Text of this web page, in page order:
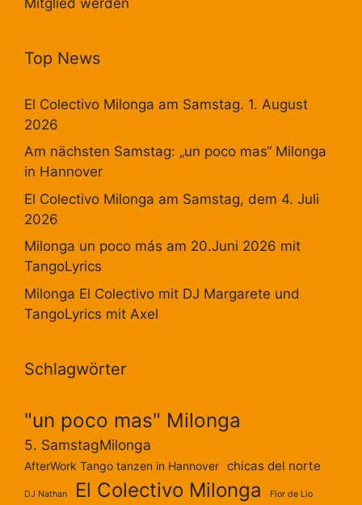
Top News
El Colectivo Milonga am Samstag. 1. August
2026
Am nächsten Samstag: „un poco mas“ Milonga
in Hannover
El Colectivo Milonga am Samstag, dem 4. Juli
2026
Milonga un poco más am 20.Juni 2026 mit
TangoLyrics
Milonga El Colectivo mit DJ Margarete und
TangoLyrics mit Axel
Schlagwörter
"un poco mas" Milonga
5. SamstagMilonga
AfterWork Tango tanzen in Hannover chicas del norte
DJ Nathan El Colectivo Milonga Flor de Lio